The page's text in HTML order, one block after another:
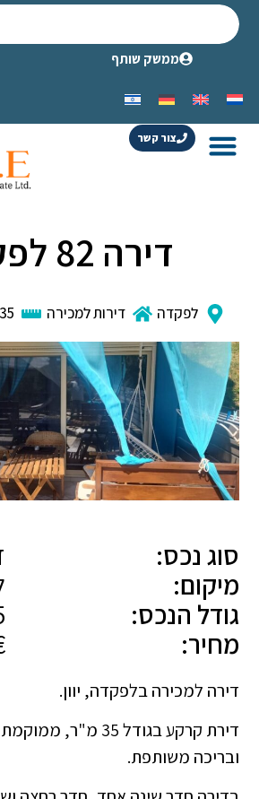
ממשק שותף
צור קשר
דירה 82 לפקדה
לפקדה דירות למכירה 35
סוג נכס:
מיקום:
גודל הנכס:
מחיר:
150,000€
דירה למכירה בלפקדה, יוון.
דירת קרקע בגודל 35
ובריכה משותפת.